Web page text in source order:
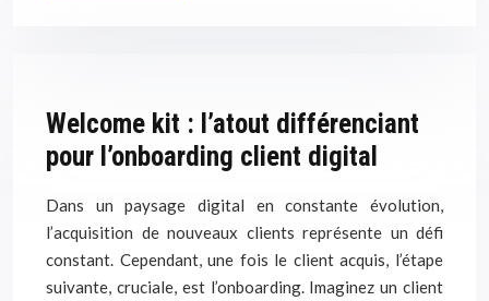
Welcome kit : l’atout différenciant
pour l’onboarding client digital
Dans un paysage digital en constante évolution,
l’acquisition de nouveaux clients représente un défi
constant. Cependant, une fois le client acquis, l’étape
suivante, cruciale, est l’onboarding. Imaginez un client